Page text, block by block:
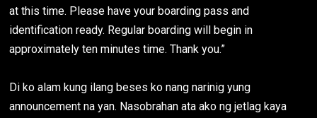
at this time. Please have your boarding pass and
identification ready. Regular boarding will begin in
approximately ten minutes time. Thank you.”
Di ko alam kung ilang beses ko nang narinig yung
announcement na yan. Nasobrahan ata ako ng jetlag kaya